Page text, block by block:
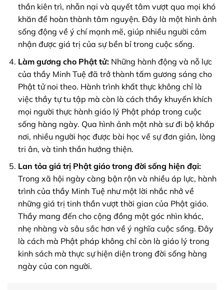
thần kiên trì, nhẫn nại và quyết tâm vượt qua mọi khó
khăn để hoàn thành tâm nguyện. Đây là một hình ảnh
sống động về ý chí mạnh mẽ, giúp nhiều người cảm
nhận được giá trị của sự bền bỉ trong cuộc sống.
Làm gương cho Phật tử: Những hành động và nỗ lực
của thầy Minh Tuệ đã trở thành tấm gương sáng cho
Phật tử noi theo. Hành trình khất thực không chỉ là
việc thầy tự tu tập mà còn là cách thầy khuyến khích
mọi người thực hành giáo lý Phật pháp trong cuộc
sống hàng ngày. Qua hình ảnh một nhà sư đi bộ khắp
nơi, nhiều người học được bài học về sự đơn giản, lòng
tri ân, và tinh thần hướng thiện.
Lan tỏa giá trị Phật giáo trong đời sống hiện đại:
Trong xã hội ngày càng bận rộn và nhiều áp lực, hành
trình của thầy Minh Tuệ như một lời nhắc nhở về
những giá trị tinh thần vượt thời gian của Phật giáo.
Thầy mang đến cho cộng đồng một góc nhìn khác,
nhẹ nhàng và sâu sắc hơn về ý nghĩa cuộc sống. Đây
là cách mà Phật pháp không chỉ còn là giáo lý trong
kinh sách mà thực sự hiện diện trong đời sống hàng
ngày của con người.